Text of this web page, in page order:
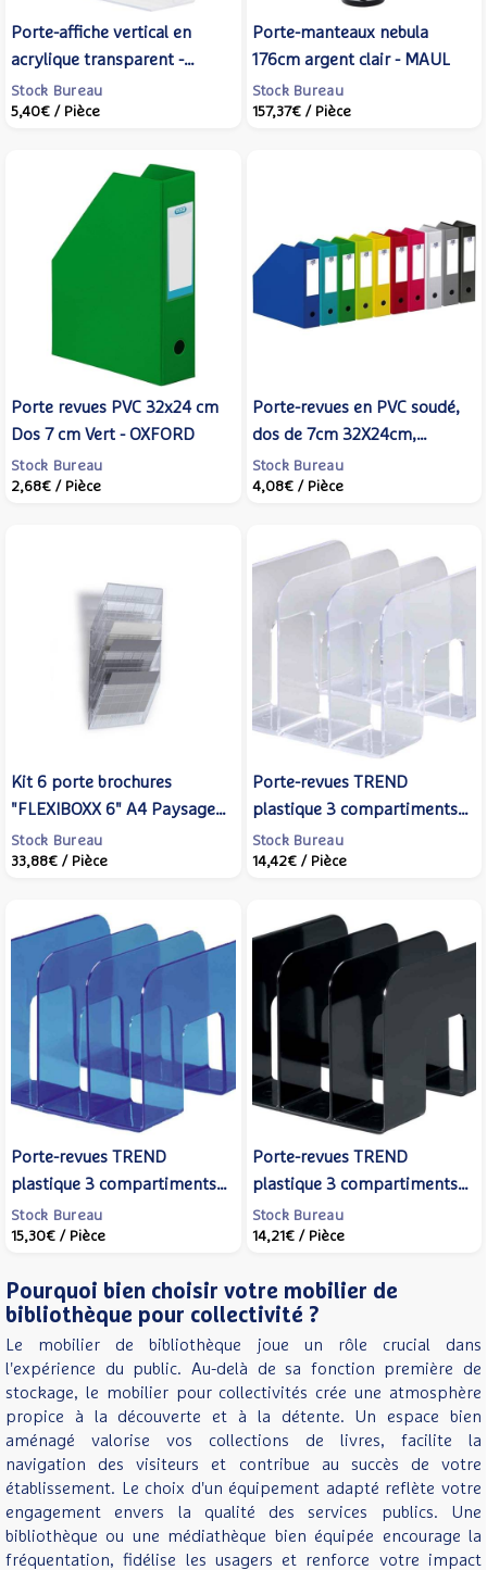
Porte-affiche vertical en
acrylique transparent -
Format A6 - SECURIT
Stock Bureau
5,40€ / Pièce
Porte-manteaux nebula
176cm argent clair - MAUL
Stock Bureau
157,37€ / Pièce
Porte revues PVC 32x24 cm
Dos 7 cm Vert - OXFORD
Stock Bureau
2,68€ / Pièce
Porte-revues en PVC soudé,
dos de 7cm 32X24cm,
Coloris assortis - OXFORD
Stock Bureau
4,08€ / Pièce
Kit 6 porte brochures
"FLEXIBOXX 6" A4 Paysage
Extensible Transparent -
DURABLE
Stock Bureau
33,88€ / Pièce
Porte-revues TREND
plastique 3 compartiments
(L)215 x (P)210 x (H)165 mm
Cristal - DURABLE
Stock Bureau
14,42€ / Pièce
Porte-revues TREND
plastique 3 compartiments
(L)215 x (P)210 x (H)165 mm
Bleu translucide - DURABLE
Stock Bureau
15,30€ / Pièce
Porte-revues TREND
plastique 3 compartiments
(L)215 x (P)210 x (H)165 mm
Noir - DURABLE
Stock Bureau
14,21€ / Pièce
Pourquoi bien choisir votre mobilier de
bibliothèque pour collectivité ?
Le mobilier de bibliothèque joue un rôle crucial dans
l'expérience du public. Au-delà de sa fonction première de
stockage, le mobilier pour collectivités crée une atmosphère
propice à la découverte et à la détente. Un espace bien
aménagé valorise vos collections de livres, facilite la
navigation des visiteurs et contribue au succès de votre
établissement. Le choix d'un équipement adapté reflète votre
engagement envers la qualité des services publics. Une
bibliothèque ou une médiathèque bien équipée encourage la
fréquentation, fidélise les usagers et renforce votre impact